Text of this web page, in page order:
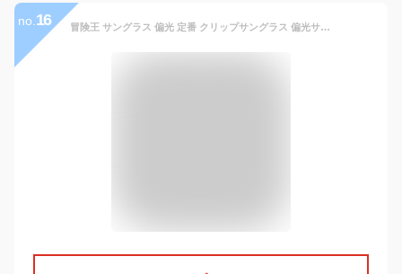
no. 16 冒険王 サングラス 偏光 定番 クリップサングラス 偏光サングラス ナイトホーク クリップ 偏光グラス 眼鏡 めがね メガネ メガネの上から クリップオン UVカット ブルーライトカット 跳ね上げ 夜間 夜間作業 夜間運転 メンズ レディース ドライブ 釣り